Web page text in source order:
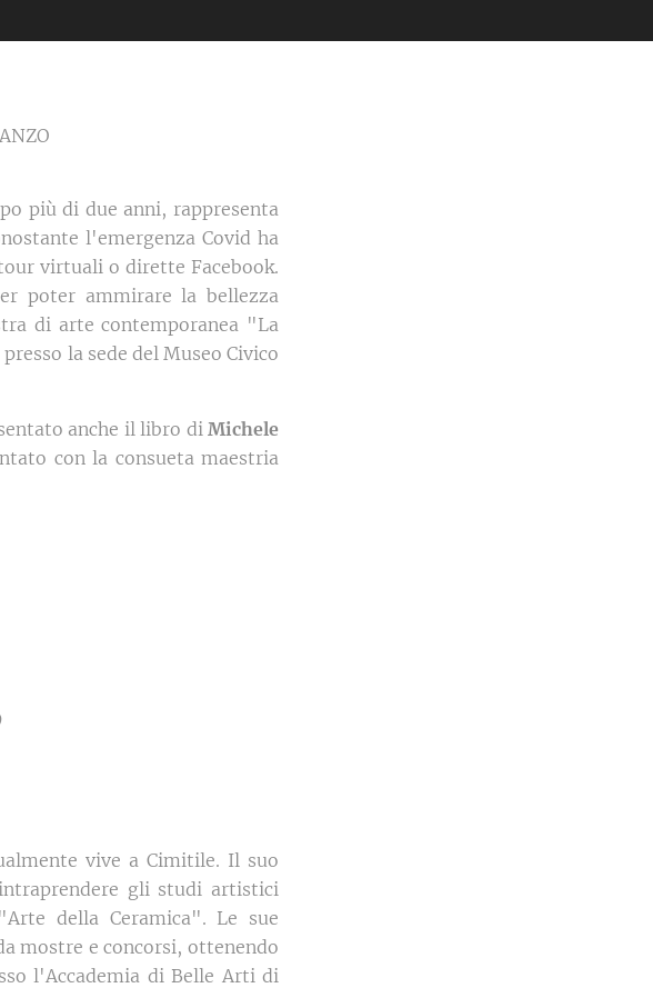
più di due anni, rappresenta
l'emergenza Covid ha
virtuali o dirette Facebook.
poter ammirare la bellezza
di arte contemporanea "La
la sede del Museo Civico
anche il libro diMichele
con la consueta maestria
vive a Cimitile. Il suo
gli studi artistici
della Ceramica". Le sue
mostre e concorsi, ottenendo
l'Accademia di Belle Arti di